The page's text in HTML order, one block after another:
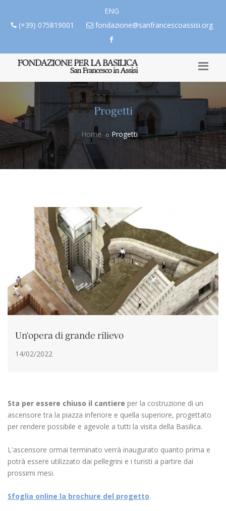
ENG
(+39) 075819001
fondazione@sanfrancescoassisi.org
Progetti
Home Progetti
Un'opera di grande rilievo
14/02/2022
Sta per essere chiuso il cantiere per la costruzione di un
ascensore tra la piazza inferiore e quella superiore, progettato
per rendere possibile e agevole a tutti la visita della Basilica.
L'ascensore ormai terminato verrà inaugurato quanto prima e
potrà essere utilizzato dai pellegrini e i turisti a partire dai
prossimi mesi.
Sfoglia online la brochure del progetto.